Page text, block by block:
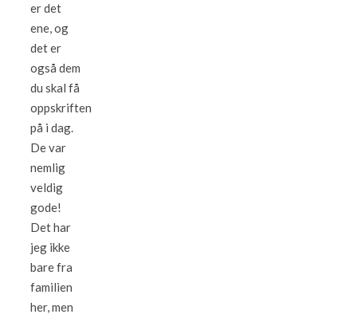
er det
ene, og
det er
også dem
du skal få
oppskriften
på i dag.
De var
nemlig
veldig
gode!
Det har
jeg ikke
bare fra
familien
her, men